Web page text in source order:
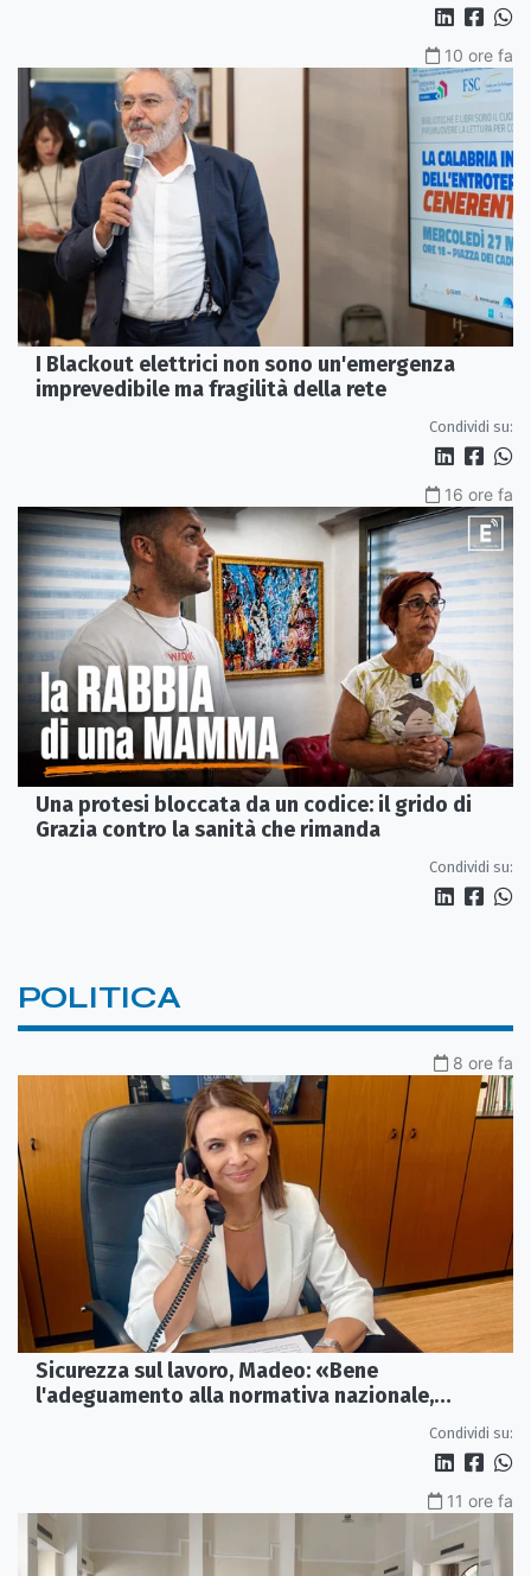
10 ore fa
I Blackout elettrici non sono un'emergenza
imprevedibile ma fragilità della rete
Condividi su:
16 ore fa
Una protesi bloccata da un codice: il grido di
Grazia contro la sanità che rimanda
Condividi su:
POLITICA
8 ore fa
Sicurezza sul lavoro, Madeo: «Bene
l'adeguamento alla normativa nazionale,
Condividi su:
11 ore fa